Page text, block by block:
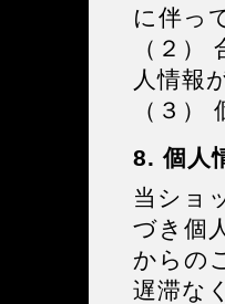
に伴っ
（２）
人情報
（３）
8. 個人
当ショ
づき個
からの
遅滞な